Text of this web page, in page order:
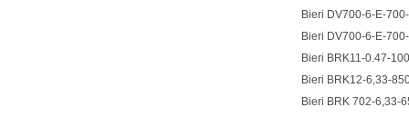
Bieri DV700-6-E-
Bieri DV700-6-E-
Bieri BRK11-0.47-
Bieri BRK12-6,33-
Bieri BRK 702-6,33-